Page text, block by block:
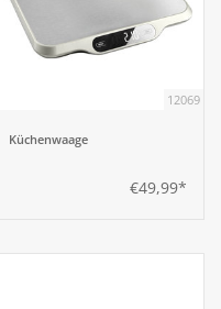
12069
Küchenwaage
€49,99*